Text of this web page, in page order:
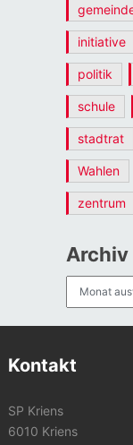
initiative
politik
schule
stadtrat
Wahlen
zentrum
Archiv
Kontakt
SP Kriens
6010 Kriens